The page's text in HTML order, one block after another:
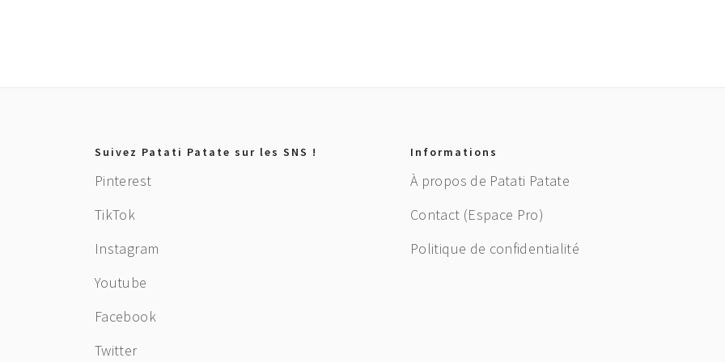
Suivez Patati Patate sur les SNS !
Pinterest
TikTok
Instagram
Youtube
Facebook
Twitter
Informations
À propos de Patati Patate
Contact (Espace Pro)
Politique de confidentialité